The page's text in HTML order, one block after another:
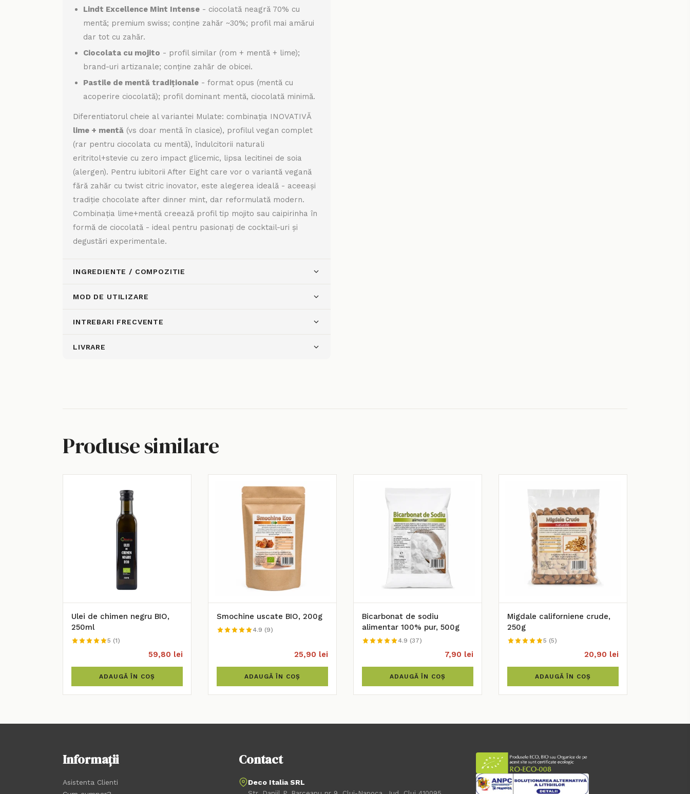
Lindt Excellence Mint Intense - ciocolată neagră 70% cu
mentă; premium swiss; conține zahăr ~30%; profil mai amărui
dar tot cu zahăr.
Ciocolata cu mojito - profil similar (rom + mentă + lime);
brand-uri artizanale; conține zahăr de obicei.
Pastile de mentă tradiționale - format opus (mentă cu
acoperire ciocolată); profil dominant mentă, ciocolată minimă.
Diferentiatorul cheie al variantei Mulate: combinația INOVATIVĂ
lime + mentă (vs doar mentă în clasice), profilul vegan complet
(rar pentru ciocolata cu mentă), îndulcitorii naturali
eritritol+stevie cu zero impact glicemic, lipsa lecitinei de soia
(alergen). Pentru iubitorii After Eight care vor o variantă vegană
fără zahăr cu twist citric inovator, este alegerea ideală - aceeași
tradiție chocolate after dinner mint, dar reformulată modern.
Combinația lime+mentă creează profil tip mojito sau caipirinha în
formă de ciocolată - ideal pentru pasionați de cocktail-uri și
degustări experimentale.
INGREDIENTE / COMPOZITIE
MOD DE UTILIZARE
INTREBARI FRECVENTE
LIVRARE
Produse similare
Ulei de chimen negru BIO,
250ml
5 (1)
59,80 lei
ADAUGĂ ÎN COȘ
Smochine uscate BIO, 200g
4.9 (9)
25,90 lei
ADAUGĂ ÎN COȘ
Bicarbonat de sodiu
alimentar 100% pur, 500g
4.9 (37)
7,90 lei
ADAUGĂ ÎN COȘ
Migdale californiene crude,
250g
5 (5)
20,90 lei
ADAUGĂ ÎN COȘ
Informații
Asistenta Clienti
Contact
Deco Italia SRL